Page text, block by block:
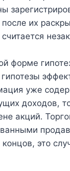
их
форме
уже
доходов,
акций.
это